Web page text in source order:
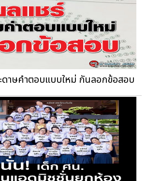
ดาษคำตอบแบบใหม่ กันลอกข้อสอบ